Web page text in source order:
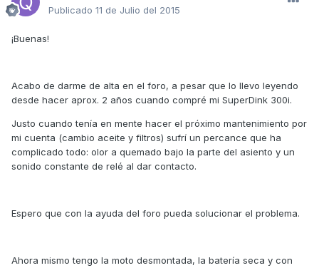
Publicado 11 de Julio del 2015
¡Buenas!
Acabo de darme de alta en el foro, a pesar que lo llevo leyendo
desde hacer aprox. 2 años cuando compré mi SuperDink 300i.
Justo cuando tenía en mente hacer el próximo mantenimiento por
mi cuenta (cambio aceite y filtros) sufrí un percance que ha
complicado todo: olor a quemado bajo la parte del asiento y un
sonido constante de relé al dar contacto.
Espero que con la ayuda del foro pueda solucionar el problema.
Ahora mismo tengo la moto desmontada, la batería seca y con